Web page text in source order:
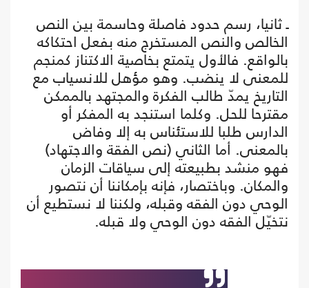
ـ ثانيا، رسم حدود فاصلة وحاسمة بين النص
الخالص والنص المستخرج منه بفعل احتكاكه
بالواقع. فالأول يتمتع بخاصية الاكتناز كمنجم
للمعنى لا ينضب. وهو مؤهل للانسياب مع
التاريخ يمدّ طالب الفكرة والمجتهد بالممكن
مقترحا للحل. وكلما استنجد به المفكر أو
الدارس طلبا للاستئناس به إلا وفاض
بالمعنى. أما الثاني (نص الفقة والاجتهاد)
فهو منشد بطبيعته إلى سياقات الزمان
والمكان. وباختصار، فإنه بإمكاننا أن نتصور
الوحي دون الفقه وقبله، ولكننا لا نستطيع أن
نتخيّل الفقه دون الوحي ولا قبله.